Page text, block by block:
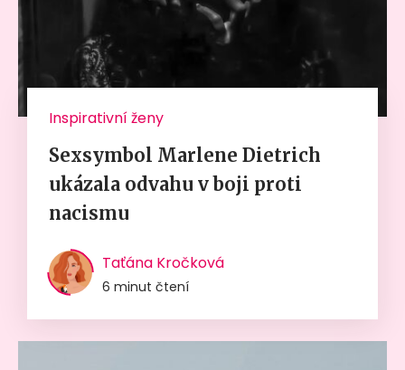
Inspirativní ženy
Sexsymbol Marlene Dietrich
ukázala odvahu v boji proti
nacismu
Taťána Kročková
6 minut čtení